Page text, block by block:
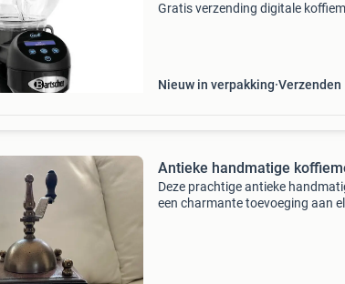
Gratis verzending digitale
Nieuw in verpakking Verzenden
Antieke handmatige
Deze prachtige antieke
een charmante toevoeging aan